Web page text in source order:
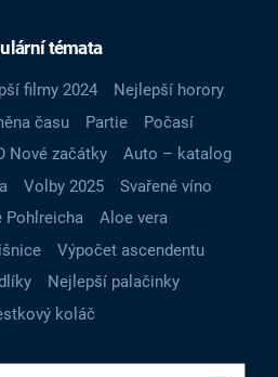
témata
filmy 2024
Nejlepší horory
času Partie
Počasí
Nové začátky
Auto – katalog
Volby 2025
Svařené víno
Pohlreicha
Aloe vera
Výpočet ascendentu
Nejlepší palačinky
koláč